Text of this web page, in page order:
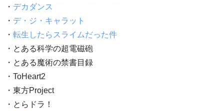
・ デカダンス
・ デ・ジ・キャラット
・ 転生したらスライムだった件
・とある科学の超電磁砲
・とある魔術の禁書目録
・ToHeart2
・東方Project
・とらドラ！